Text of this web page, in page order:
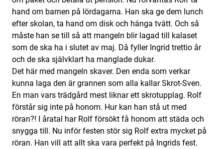
hand om barnen på lördagarna. Han ska ge dem lunch
efter skolan, ta hand om disk och hänga tvätt. Och så
måste han se till så att mangeln blir lagad till kalaset
som de ska ha i slutet av maj. Då fyller Ingrid trettio år
och de ska självklart ha manglade dukar.
Det här med mangeln skaver. Den enda som verkar
kunna laga den är grannen som alla kallar Skrot-Sven.
En man vars trädgård mest liknar ett skrotupplag. Rolf
förstår sig inte på honom. Hur kan han stå ut med
röran?! I åratal har Rolf försökt få honom att städa och
snygga till. Nu inför festen stör sig Rolf extra mycket på
röran. Han vill att allt ska vara perfekt på Ingrids fest.